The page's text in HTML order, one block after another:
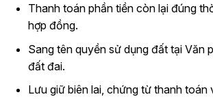
Thanh toán phần tiền còn lại đúng
hợp đồng.
Sang tên quyền sử dụng đất tại Văn
đất đai.
Lưu giữ biên lai, chứng từ thanh toán